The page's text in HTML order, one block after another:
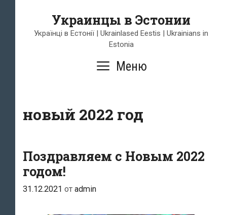
содержимому
Украинцы в Эстонии
Українці в Естонії | Ukrainlased Eestis | Ukrainians in
Estonia
Меню
новый 2022 год
Поздравляем с Новым 2022
годом!
31.12.2021 от admin